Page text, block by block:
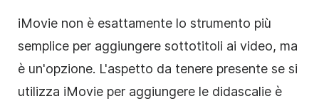
iMovie non è esattamente lo strumento più
semplice per aggiungere sottotitoli ai video, ma
è un'opzione. L'aspetto da tenere presente se si
utilizza iMovie per aggiungere le didascalie è